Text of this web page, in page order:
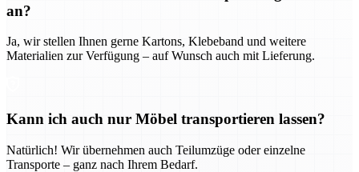
an?
Ja, wir stellen Ihnen gerne Kartons, Klebeband und weitere
Materialien zur Verfügung – auf Wunsch auch mit Lieferung.
Kann ich auch nur Möbel transportieren lassen?
Natürlich! Wir übernehmen auch Teilumzüge oder einzelne
Transporte – ganz nach Ihrem Bedarf.